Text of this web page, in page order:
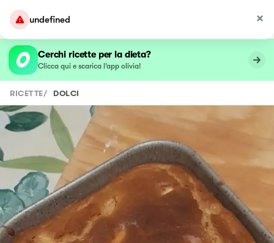
undefined
Cerchi ricette per la dieta?
Clicca qui e scarica l’app olivia!
RICETTE/ DOLCI